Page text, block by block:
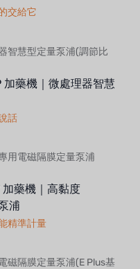
交給它
智慧型定量泵浦(調節比
藥機｜微處理器智慧
話
用電磁隔膜定量泵浦
藥機｜高黏度
浦
精準計量
磁隔膜定量泵浦(E Plus基